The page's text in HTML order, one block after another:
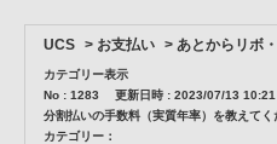
UCS > お支払い > あとからリボ
カテゴリー表示
No : 1283
更新日時 : 2023/07/13 10:21
分割払いの手数料（実質年率）を教えてく
カテゴリー：